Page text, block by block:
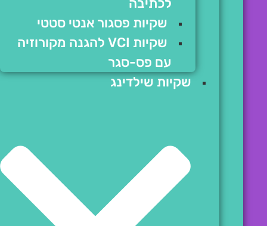
לכתיבה
שקיות פסגור אנטי סטטי
שקיות VCI להגנה מקורוזיה
עם פס-סגר
שקיות שילדינג